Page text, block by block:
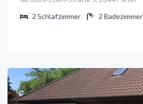
2 Schlafzimmer 2 Badezimmer